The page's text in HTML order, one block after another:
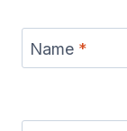
Name *